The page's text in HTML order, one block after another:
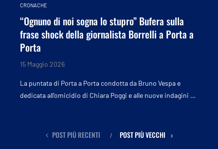
CRONACHE
“Ognuno di noi sogna lo stupro” Bufera sulla
frase shock della giornalista Borrelli a Porta a
Porta
15 Maggio 2026
La puntata di Porta a Porta condotta da Bruno Vespa e
dedicata all’omicidio di Chiara Poggi e alle nuove indagini …
POST PIÙ RECENTI POST PIÙ VECCHI